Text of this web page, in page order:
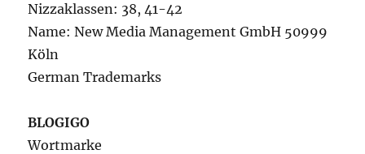
Nizzaklassen: 38, 41-42
Name: New Media Management GmbH 50999
Köln
German Trademarks
BLOGIGO
Wortmarke